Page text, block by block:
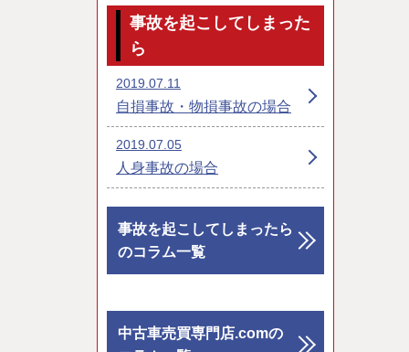
事故を起こしてしまった
ら
2019.07.11
自損事故・物損事故の場合
2019.07.05
人身事故の場合
事故を起こしてしまったら
のコラム一覧
中古車売買専門店.comの